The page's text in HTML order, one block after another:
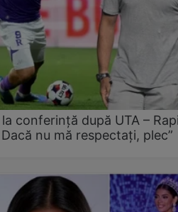
conferință după UTA –
nu mă respectați, plec”